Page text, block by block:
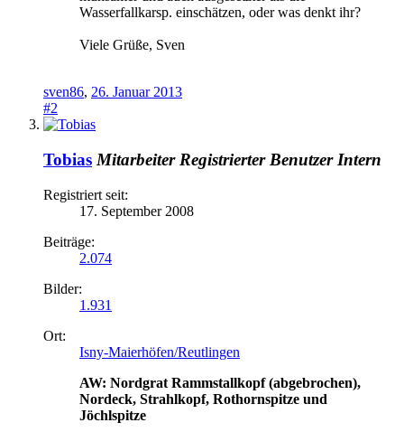
Wasserfallkarsp. einschätzen, oder was denkt ihr?
Viele Grüße, Sven
sven86, 26. Januar 2013
#2
Tobias Mitarbeiter Registrierter Benutzer Intern
Registriert seit:
17. September 2008
Beiträge:
2.074
Bilder:
1.931
Ort:
Isny-Maierhöfen/Reutlingen
AW: Nordgrat Rammstallkopf (abgebrochen),
Nordeck, Strahlkopf, Rothornspitze und
Jöchlspitze